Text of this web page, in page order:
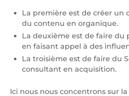
La première est de créer un
du contenu en organique.
La deuxième est de faire
en faisant appel à des
La troisième est de faire du
consultant en acquisition.
Ici nous nous concentrons sur